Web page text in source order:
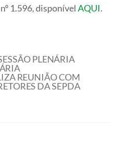
1.596, disponívelAQUI.
PLENÁRIA
REUNIÃO COM
DA SEPDA